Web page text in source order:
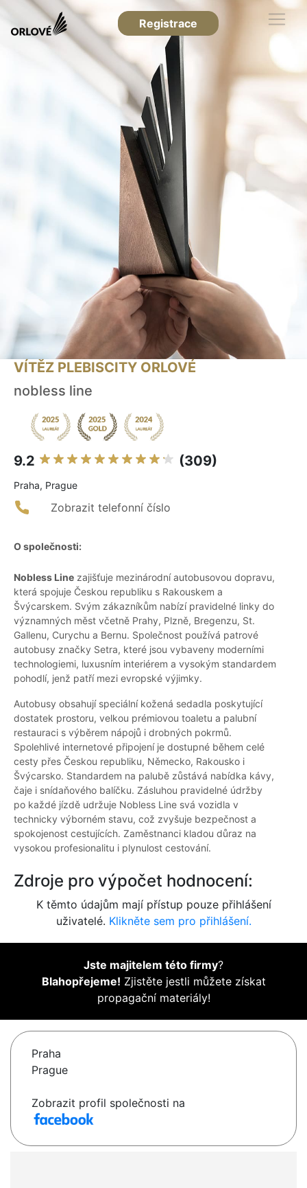
Registrace
VÍTĚZ PLEBISCITY ORLOVÉ
nobless line
9.2 (309)
Praha, Prague
Zobrazit telefonní číslo
O společnosti:
Nobless Line zajišťuje mezinárodní autobusovou dopravu,
která spojuje Českou republiku s Rakouskem a
Švýcarskem. Svým zákazníkům nabízí pravidelné linky do
významných měst včetně Prahy, Plzně, Bregenzu, St.
Gallenu, Curychu a Bernu. Společnost používá patrové
autobusy značky Setra, které jsou vybaveny moderními
technologiemi, luxusním interiérem a vysokým standardem
pohodlí, jenž patří mezi evropské výjimky.
Autobusy obsahují speciální kožená sedadla poskytující
dostatek prostoru, velkou prémiovou toaletu a palubní
restauraci s výběrem nápojů i drobných pokrmů.
Spolehlivé internetové připojení je dostupné během celé
cesty přes Českou republiku, Německo, Rakousko i
Švýcarsko. Standardem na palubě zůstává nabídka kávy,
čaje i snídaňového balíčku. Zásluhou pravidelné údržby
po každé jízdě udržuje Nobless Line svá vozidla v
technicky výborném stavu, což zvyšuje bezpečnost a
spokojenost cestujících. Zaměstnanci kladou důraz na
vysokou profesionalitu i plynulost cestování.
Zdroje pro výpočet hodnocení:
K těmto údajům mají přístup pouze přihlášení
uživatelé. Klikněte sem pro přihlášení.
Jste majitelem této firmy?
Blahopřejeme! Zjistěte jestli můžete získat
propagační materiály!
Praha
Prague
Zobrazit profil společnosti na